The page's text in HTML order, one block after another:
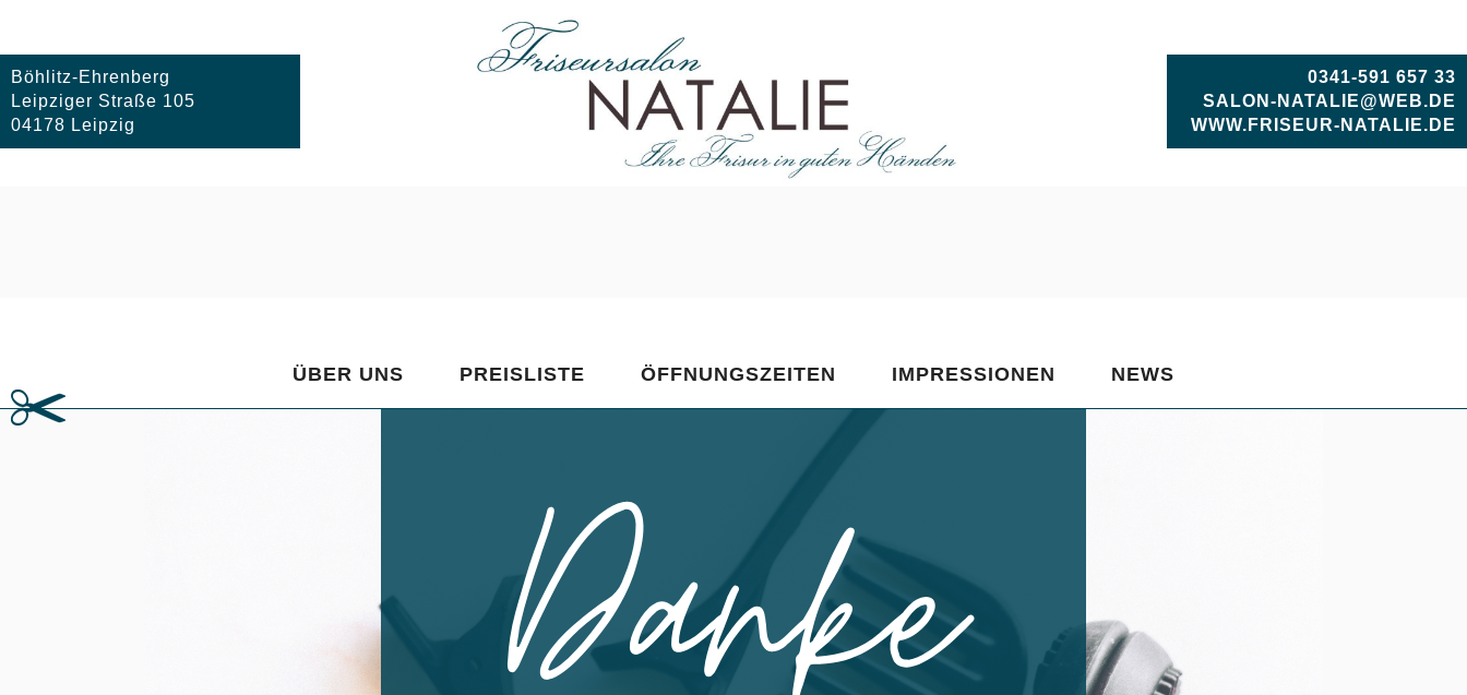
0341-591 657 33
SALON-NATALIE@WEB.DE
WWW.FRISEUR-NATALIE.DE
Böhlitz-Ehrenberg
Leipziger Straße 105
04178 Leipzig
springen
ÜBER UNS PREISLISTE ÖFFNUNGSZEITEN IMPRESSIONEN NEWS